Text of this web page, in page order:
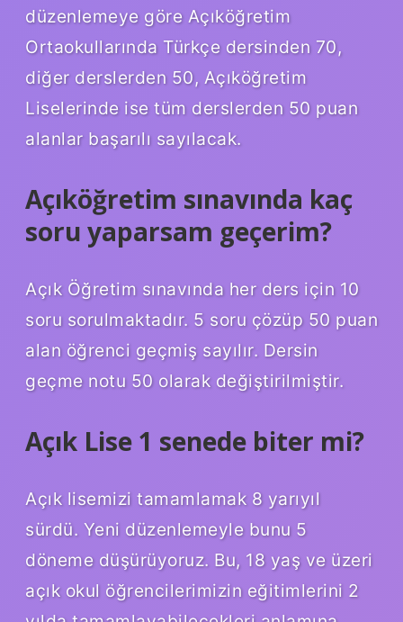
düzenlemeye göre Açıköğretim
Ortaokullarında Türkçe dersinden 70,
diğer derslerden 50, Açıköğretim
Liselerinde ise tüm derslerden 50 puan
alanlar başarılı sayılacak.
Açıköğretim sınavında kaç
soru yaparsam geçerim?
Açık Öğretim sınavında her ders için 10
soru sorulmaktadır. 5 soru çözüp 50 puan
alan öğrenci geçmiş sayılır. Dersin
geçme notu 50 olarak değiştirilmiştir.
Açık Lise 1 senede biter mi?
Açık lisemizi tamamlamak 8 yarıyıl
sürdü. Yeni düzenlemeyle bunu 5
döneme düşürüyoruz. Bu, 18 yaş ve üzeri
açık okul öğrencilerimizin eğitimlerini 2